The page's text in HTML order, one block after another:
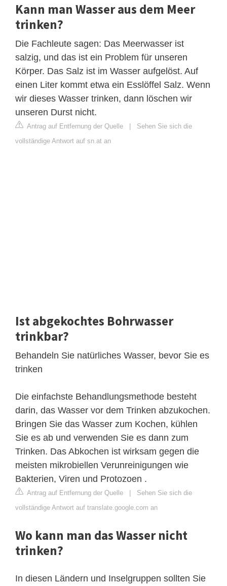
Kann man Wasser aus dem Meer
trinken?
Die Fachleute sagen: Das Meerwasser ist
salzig, und das ist ein Problem für unseren
Körper. Das Salz ist im Wasser aufgelöst. Auf
einen Liter kommt etwa ein Esslöffel Salz. Wenn
wir dieses Wasser trinken, dann löschen wir
unseren Durst nicht.
Antrag auf Entfernung der Quelle | Sehen Sie sich die
vollständige Antwort auf sn.at an
Ist abgekochtes Bohrwasser
trinkbar?
Behandeln Sie natürliches Wasser, bevor Sie es
trinken
Die einfachste Behandlungsmethode besteht
darin, das Wasser vor dem Trinken abzukochen.
Bringen Sie das Wasser zum Kochen, kühlen
Sie es ab und verwenden Sie es dann zum
Trinken. Das Abkochen ist wirksam gegen die
meisten mikrobiellen Verunreinigungen wie
Bakterien, Viren und Protozoen .
Antrag auf Entfernung der Quelle | Sehen Sie sich die
vollständige Antwort auf translate.google.com an
Wo kann man das Wasser nicht
trinken?
In diesen Ländern und Inselgruppen sollten Sie